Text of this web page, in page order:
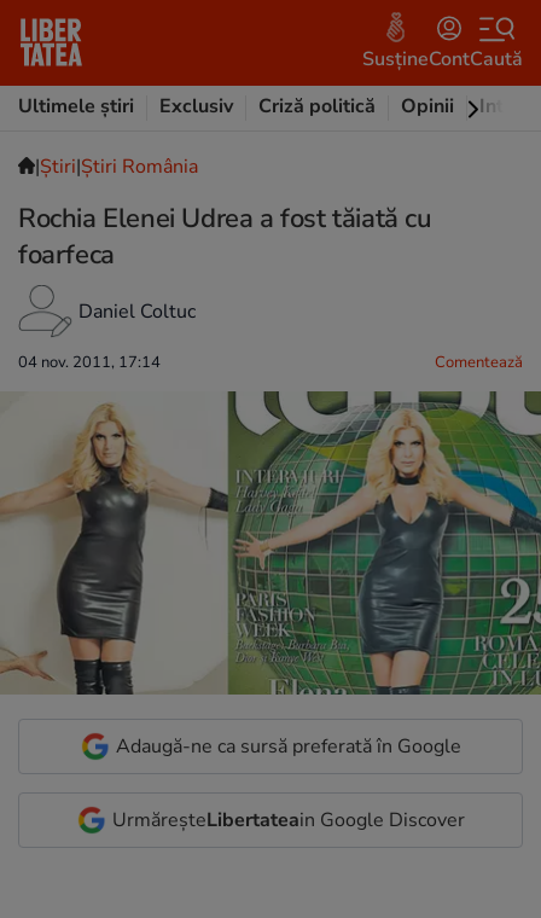
SusțineContCaută
Ultimele știri
Exclusiv Criză politică Opinii
|Ştiri|Știri România
Rochia Elenei Udrea a fost tăiată cu
foarfeca
Daniel Coltuc
04 nov. 2011, 17:14 Comentează
Adaugă-ne ca sursă preferată în Google
UrmăreșteLibertateain Google Discover